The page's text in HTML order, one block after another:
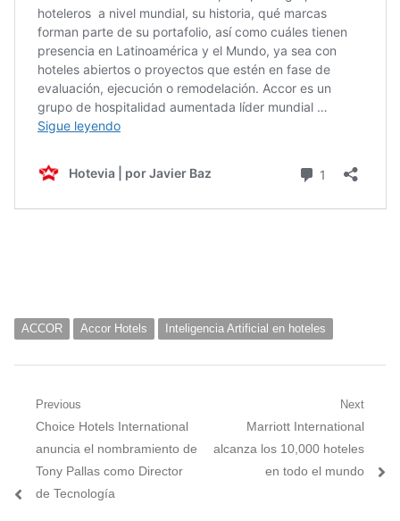
ACCOR Accor Hotels Inteligencia Artificial en hoteles
Navegación
entradas
Previous
Previous
post:
Choice Hotels International
anuncia el nombramiento de
Tony Pallas como Director
de Tecnología
Next
Next
post:
Marriott International
alcanza los 10,000 hoteles
en todo el mundo